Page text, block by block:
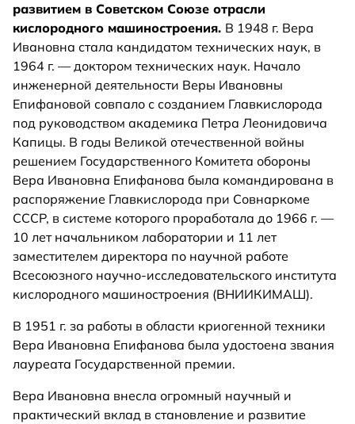
развитием в Советском Союзе отрасли
кислородного машиностроения. В 1948 г. Вера
Ивановна стала кандидатом технических наук, в
1964 г. — доктором технических наук. Начало
инженерной деятельности Веры Ивановны
Епифановой совпало с созданием Главкислорода
под руководством академика Петра Леонидовича
Капицы. В годы Великой отечественной войны
решением Государственного Комитета обороны
Вера Ивановна Епифанова была командирована в
распоряжение Главкислорода при Совнаркоме
СССР, в системе которого проработала до 1966 г. —
10 лет начальником лаборатории и 11 лет
заместителем директора по научной работе
Всесоюзного научно-исследовательского института
кислородного машиностроения (ВНИИКИМАШ).
В 1951 г. за работы в области криогенной техники
Вера Ивановна Епифанова была удостоена звания
лауреата Государственной премии.
Вера Ивановна внесла огромный научный и
практический вклад в становление и развитие